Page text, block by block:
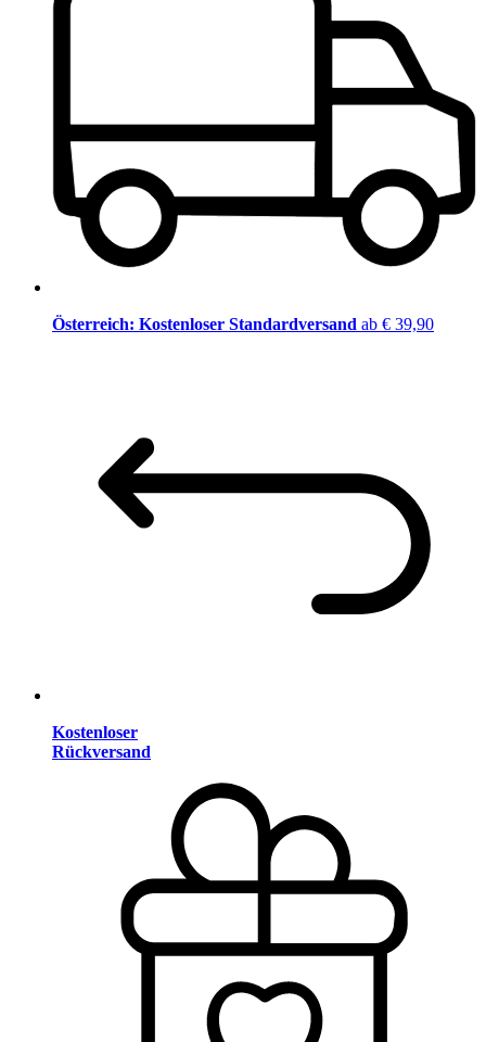
Österreich: Kostenloser Standardversand ab € 39,90
Kostenloser
Rückversand